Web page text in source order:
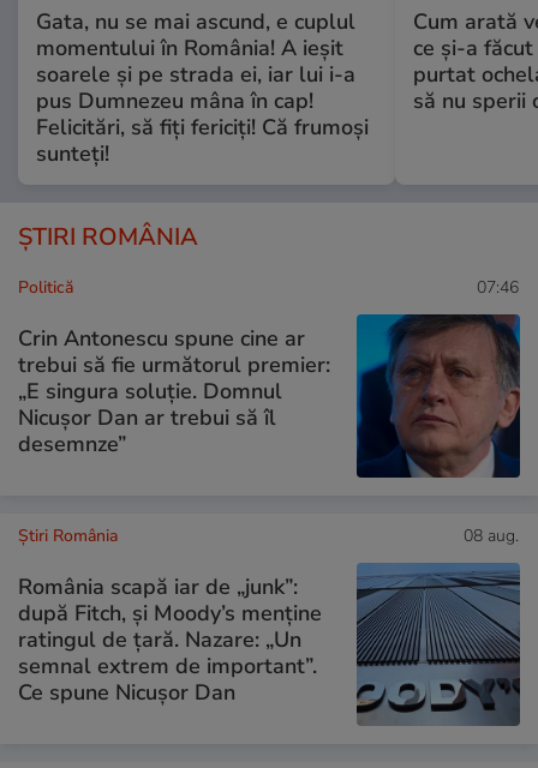
Gata, nu se mai ascund, e cuplul
momentului în România! A ieșit
soarele și pe strada ei, iar lui i-a
pus Dumnezeu mâna în cap!
Felicitări, să fiți fericiți! Că frumoși
sunteți!
Cum arată
ce și-a
purtat
să nu sperii
ȘTIRI ROMÂNIA
Politică 07:46
Crin Antonescu spune cine ar
trebui să fie următorul premier:
„E singura soluție. Domnul
Nicușor Dan ar trebui să îl
desemnze”
Știri România 08 aug.
România scapă iar de „junk”:
după Fitch, și Moody’s menține
ratingul de țară. Nazare: „Un
semnal extrem de important”.
Ce spune Nicușor Dan